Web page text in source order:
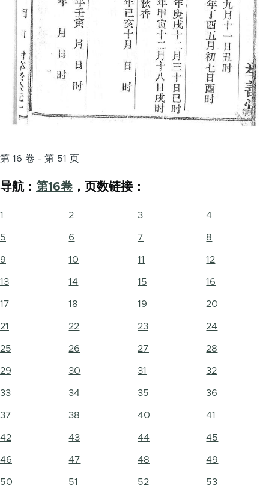
第 16 卷 - 第 51 页
导航： 第16卷 ，页数链接：
1 2 3 4
5 6 7 8
9 10 11 12
13 14 15 16
17 18 19 20
21 22 23 24
25 26 27 28
29 30 31 32
33 34 35 36
37 38 40 41
42 43 44 45
46 47 48 49
50 51 52 53